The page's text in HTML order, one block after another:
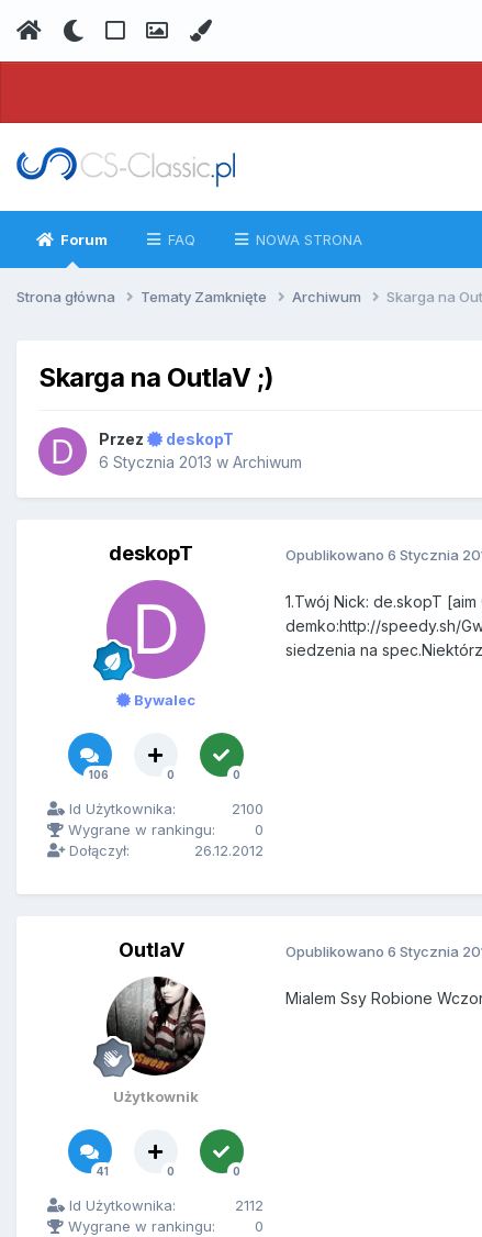
Forum FAQ NOWA STRONA
Strona główna Tematy Zamknięte Archiwum Skarga na
Skarga na OutlaV ;)
Przez
deskopT
6 Stycznia 2013 w Archiwum
deskopT
Bywalec
106 0 0
Id Użytkownika:
2100
Wygrane w rankingu:
0
Dołączył:
26.12.2012
Opublikowano 6 Stycznia
1.Twój Nick: de.skopT
demko:http://speedy.sh/
siedzenia na
OutlaV
Użytkownik
41 0 0
Id Użytkownika:
2112
Wygrane w rankingu:
0
Opublikowano 6 Stycznia
Mialem Ssy Robione